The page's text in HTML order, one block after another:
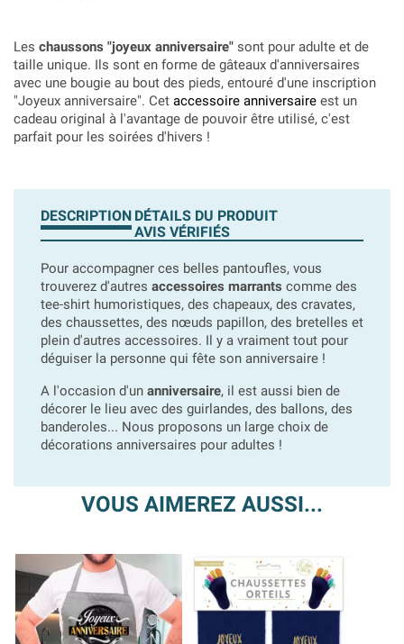
Les chaussons "joyeux anniversaire" sont pour adulte et de
taille unique. Ils sont en forme de gâteaux d'anniversaires
avec une bougie au bout des pieds, entouré d'une inscription
"Joyeux anniversaire". Cet accessoire anniversaire est un
cadeau original à l'avantage de pouvoir être utilisé, c'est
parfait pour les soirées d'hivers !
DESCRIPTION DÉTAILS DU PRODUIT
AVIS VÉRIFIÉS
Pour accompagner ces belles pantoufles, vous
trouverez d'autres accessoires marrants comme des
tee-shirt humoristiques, des chapeaux, des cravates,
des chaussettes, des nœuds papillon, des bretelles et
plein d'autres accessoires. Il y a vraiment tout pour
déguiser la personne qui fête son anniversaire !
A l'occasion d'un anniversaire, il est aussi bien de
décorer le lieu avec des guirlandes, des ballons, des
banderoles... Nous proposons un large choix de
décorations anniversaires pour adultes !
VOUS AIMEREZ AUSSI...